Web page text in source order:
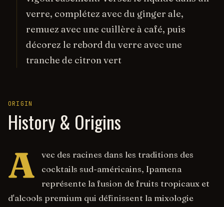
verre, complétez avec du ginger ale,
remuez avec une cuillère à café, puis
décorez le rebord du verre avec une
tranche de citron vert
ORIGIN
History & Origins
A
vec des racines dans les traditions des
cocktails sud-américains, Ipamena
représente la fusion de fruits tropicaux et
d'alcools premium qui définissent la mixologie